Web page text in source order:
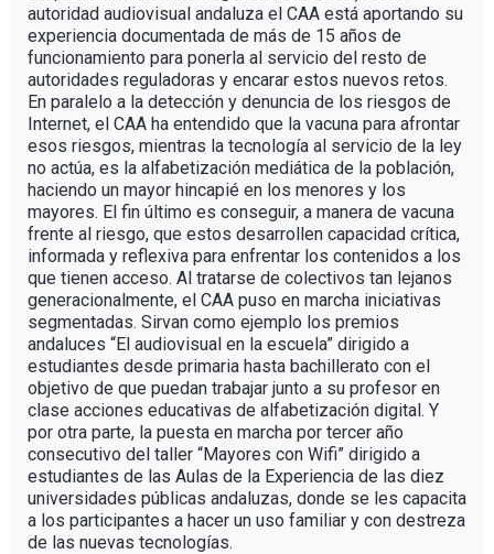
autoridad audiovisual andaluza el CAA está aportando su
experiencia documentada de más de 15 años de
funcionamiento para ponerla al servicio del resto de
autoridades reguladoras y encarar estos nuevos retos.
En paralelo a la detección y denuncia de los riesgos de
Internet, el CAA ha entendido que la vacuna para afrontar
esos riesgos, mientras la tecnología al servicio de la ley
no actúa, es la alfabetización mediática de la población,
haciendo un mayor hincapié en los menores y los
mayores. El fin último es conseguir, a manera de vacuna
frente al riesgo, que estos desarrollen capacidad crítica,
informada y reflexiva para enfrentar los contenidos a los
que tienen acceso. Al tratarse de colectivos tan lejanos
generacionalmente, el CAA puso en marcha iniciativas
segmentadas. Sirvan como ejemplo los premios
andaluces “El audiovisual en la escuela” dirigido a
estudiantes desde primaria hasta bachillerato con el
objetivo de que puedan trabajar junto a su profesor en
clase acciones educativas de alfabetización digital. Y
por otra parte, la puesta en marcha por tercer año
consecutivo del taller “Mayores con Wifi” dirigido a
estudiantes de las Aulas de la Experiencia de las diez
universidades públicas andaluzas, donde se les capacita
a los participantes a hacer un uso familiar y con destreza
de las nuevas tecnologías.